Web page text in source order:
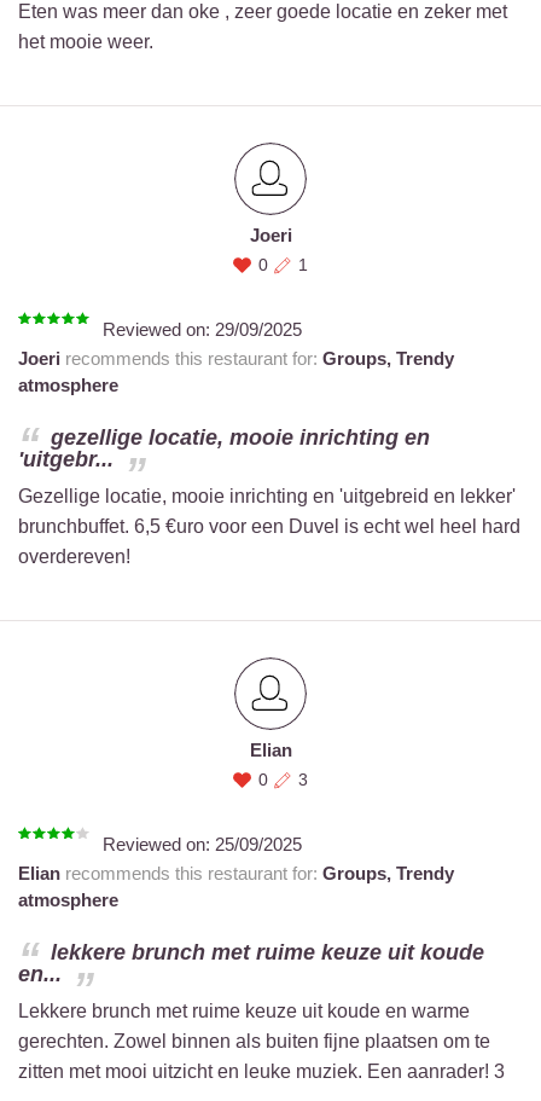
Eten was meer dan oke , zeer goede locatie en zeker met
het mooie weer.
Joeri
0 1
Reviewed on: 29/09/2025
Joeri recommends this restaurant for: Groups, Trendy
atmosphere
gezellige locatie, mooie inrichting en
'uitgebr...
Gezellige locatie, mooie inrichting en 'uitgebreid en lekker'
brunchbuffet. 6,5 €uro voor een Duvel is echt wel heel hard
overdereven!
Elian
0 3
Reviewed on: 25/09/2025
Elian recommends this restaurant for: Groups, Trendy
atmosphere
lekkere brunch met ruime keuze uit koude
en...
Lekkere brunch met ruime keuze uit koude en warme
gerechten. Zowel binnen als buiten fijne plaatsen om te
zitten met mooi uitzicht en leuke muziek. Een aanrader! 3